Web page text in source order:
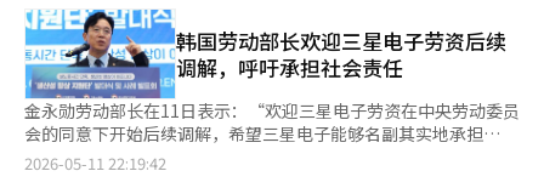
持续要求将营业利润15%水平的绩效奖金支付和上限废除制度化。
如果公司不表明对制度化的态度，调解将不会顺利。” 工会认
为，绩效奖金的支付标准应以制度形式明确，而不是短期谈判的对
象。崔主席指出：“公司过去曾承诺在业绩良好时积累资金以在亏
损时期进行补偿，但实际上并未兑现。我们并不是在进行简单的承
诺，而是从明确制度化的角度进行接触。” 不过，他表示：“如
果公司方面有积极的变化，工会也可以考虑。”，留出了谈判的余
地。 另一方面，关于与非半导体部门（如DX设备体验）共享绩效
韩国劳动部长欢迎三星电子劳资后续
调解，呼吁承担社会责任
金永勋劳动部长在11日表示：“欢迎三星电子劳资在中央劳动委员
会的同意下开始后续调解，希望三星电子能够名副其实地承担
起‘另一个家庭，三星’的社会责任。” 金部长在政府世宗厅召
2026-05-11 22:19:42